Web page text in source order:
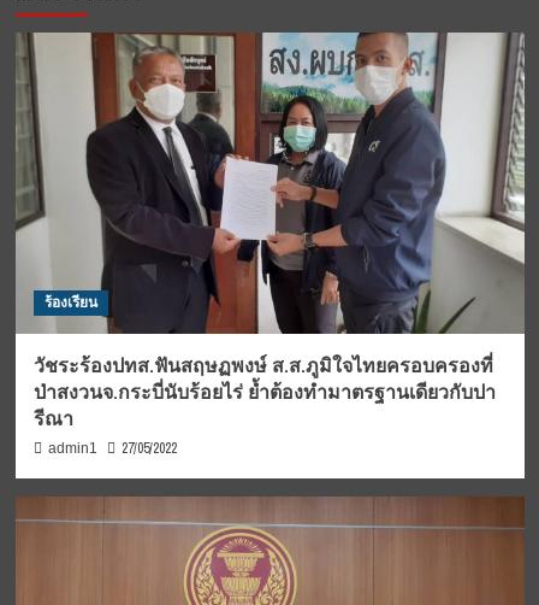
ร้องเรียน
วัชระร้องปทส.ฟันสฤษฏพงษ์ ส.ส.ภูมิใจไทยครอบครองที่
ป่าสงวนจ.กระบี่นับร้อยไร่ ย้ำต้องทำมาตรฐานเดียวกับปา
รีณา
admin1 27/05/2022